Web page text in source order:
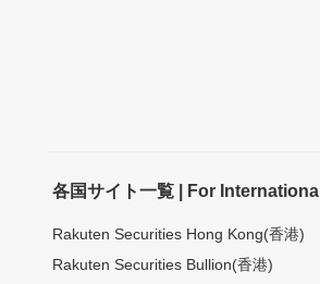
各国サイト一覧 | For International
Rakuten Securities Hong Kong(香港)
Rakuten Securities Bullion(香港)